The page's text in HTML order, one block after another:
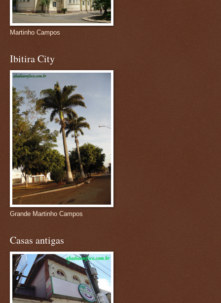
Martinho Campos
Ibitira City
Grande Martinho Campos
Casas antigas